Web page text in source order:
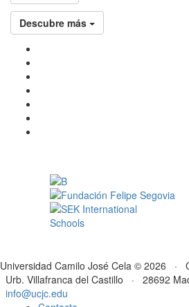
Descubre más
Universidad Camilo José Cela © 2026 ·
Urb. Villafranca del Castillo · 28692
info@ucjc.edu